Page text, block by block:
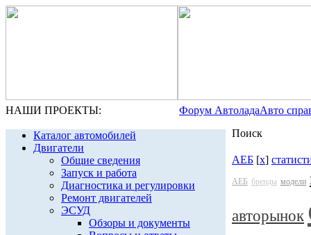
НАШИ ПРОЕКТЫ: Форум АвтоладаАвто
Каталог автомобилей
Двигатели
Общие сведения
Запуск и работа
Диагностика и регулировки
Ремонт двигателей
ЭСУД
Обзоры и документы
Поиск
АЕБ [x]
АЕБ бренды модели
авторынок